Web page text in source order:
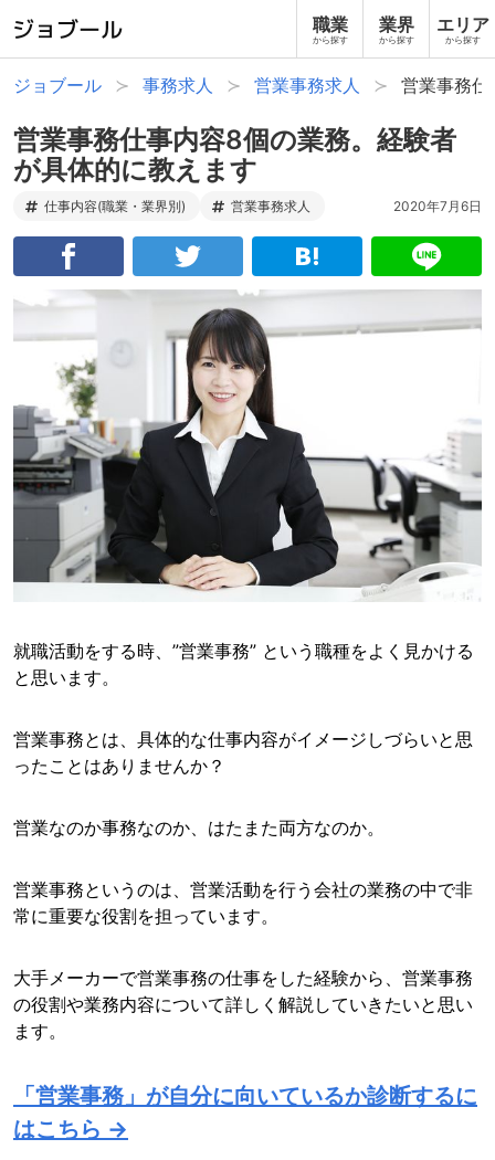
職業
から探す
業界
から探す
エリア
から探す
ジョブール 事務求人 営業事務求人 営業事務
営業事務仕事内容8個の業務。経験者
が具体的に教えます
仕事内容(職業・業界別) 営業事務求人 2020年7月6日
就職活動をする時、”営業事務” という職種をよく見かける
と思います。
営業事務とは、具体的な仕事内容がイメージしづらいと思
ったことはありませんか？
営業なのか事務なのか、はたまた両方なのか。
営業事務というのは、営業活動を行う会社の業務の中で非
常に重要な役割を担っています。
大手メーカーで営業事務の仕事をした経験から、営業事務
の役割や業務内容について詳しく解説していきたいと思い
ます。
「営業事務」が自分に向いているか診断するに
はこちら →